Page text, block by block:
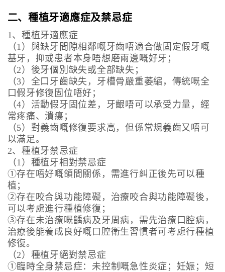
二、種植牙適應症及禁忌症
1、種植牙適應症
（1）與缺牙間隙相鄰嘅牙齒唔適合做固定假牙嘅
基牙，抑或患者本身唔想磨兩邊嘅好牙；
（2）後牙個別缺失或全部缺失；
（3）全口牙齒缺失，牙槽骨嚴重萎縮，傳統嘅全
口假牙修復固位唔好；
（4）活動假牙固位差，牙齦唔可以承受力量，經
常疼痛、潰瘍；
（5）對義齒嘅修復要求高，但係常規義齒又唔可
以滿足。
2、種植牙禁忌症
（1）種植牙相對禁忌症
①存在唔好嘅頜間關係，需進行糾正後先可以種
植；
②存在咬合與功能障礙，治療咬合與功能障礙後，
可以考慮進行種植修復；
③存在未治療嘅齲病及牙周病，需先治療口腔病，
治療後能養成良好嘅口腔衛生習慣者可考慮行種植
修復。
（2）種植牙絕對禁忌症
①臨時全身禁忌症：未控制嘅急性炎症；妊娠；短